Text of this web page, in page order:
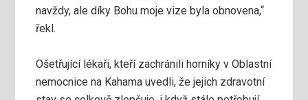
navždy, ale díky Bohu moje vize byla obnovena,“
řekl.
Ošetřující lékaři, kteří zachránili horníky v Oblastní
nemocnice na Kahama uvedli, že jejich zdravotní